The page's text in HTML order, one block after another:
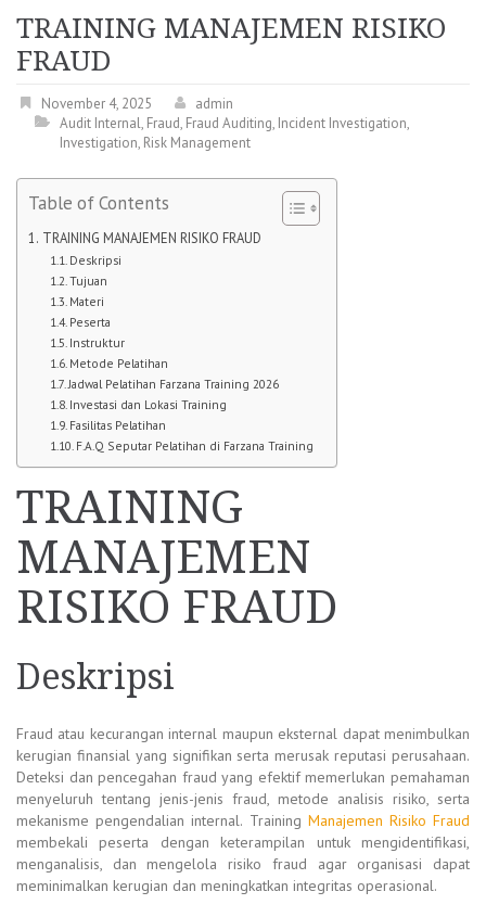
TRAINING MANAJEMEN RISIKO
FRAUD
November 4, 2025
admin
Audit Internal, Fraud, Fraud Auditing, Incident Investigation,
Investigation, Risk Management
Table of Contents
TRAINING MANAJEMEN RISIKO FRAUD
Deskripsi
Tujuan
Materi
Peserta
Instruktur
Metode Pelatihan
Jadwal Pelatihan Farzana Training 2026
Investasi dan Lokasi Training
Fasilitas Pelatihan
F.A.Q Seputar Pelatihan di Farzana Training
TRAINING
MANAJEMEN
RISIKO FRAUD
Deskripsi
Fraud atau kecurangan internal maupun eksternal dapat menimbulkan
kerugian finansial yang signifikan serta merusak reputasi perusahaan.
Deteksi dan pencegahan fraud yang efektif memerlukan pemahaman
menyeluruh tentang jenis-jenis fraud, metode analisis risiko, serta
mekanisme pengendalian internal. Training Manajemen Risiko Fraud
membekali peserta dengan keterampilan untuk mengidentifikasi,
menganalisis, dan mengelola risiko fraud agar organisasi dapat
meminimalkan kerugian dan meningkatkan integritas operasional.